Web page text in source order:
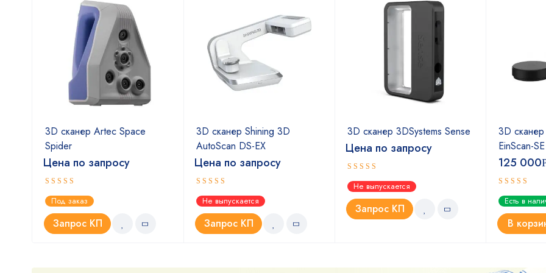
3D сканер Artec Space
Spider
Цена по запросу
Оценка
5.00из 5
Под заказ
Запрос КП
3D сканер Shining 3D
AutoScan DS-EX
Цена по запросу
Оценка
4.67из 5
Не выпускается
Запрос КП
3D сканер 3DSystems Sense
Цена по запросу
Оценка
4.50из 5
Не выпускается
Запрос КП
3D
EinScan-
125 000
Оценка
5.00из 5
Есть в
В